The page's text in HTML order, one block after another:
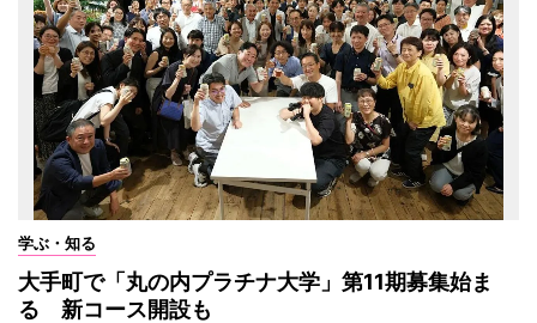
学ぶ・知る
大手町で「丸の内プラチナ大学」第11期募集始ま
る 新コース開設も